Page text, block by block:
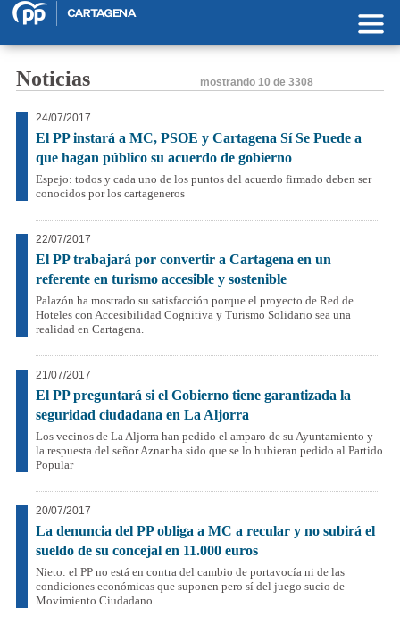
Pasar al contenido principal
Noticias mostrando 10 de 3308
24/07/2017
El PP instará a MC, PSOE y Cartagena Sí Se Puede a
que hagan público su acuerdo de gobierno
Espejo: todos y cada uno de los puntos del acuerdo firmado deben ser
conocidos por los cartageneros
22/07/2017
El PP trabajará por convertir a Cartagena en un
referente en turismo accesible y sostenible
Palazón ha mostrado su satisfacción porque el proyecto de Red de
Hoteles con Accesibilidad Cognitiva y Turismo Solidario sea una
realidad en Cartagena.
21/07/2017
El PP preguntará si el Gobierno tiene garantizada la
seguridad ciudadana en La Aljorra
Los vecinos de La Aljorra han pedido el amparo de su Ayuntamiento y
la respuesta del señor Aznar ha sido que se lo hubieran pedido al Partido
Popular
20/07/2017
La denuncia del PP obliga a MC a recular y no subirá el
sueldo de su concejal en 11.000 euros
Nieto: el PP no está en contra del cambio de portavocía ni de las
condiciones económicas que suponen pero sí del juego sucio de
Movimiento Ciudadano.